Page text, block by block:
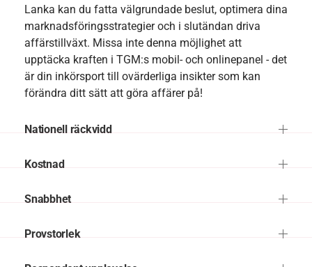
Lanka kan du fatta välgrundade beslut, optimera dina
marknadsföringsstrategier och i slutändan driva
affärstillväxt. Missa inte denna möjlighet att
upptäcka kraften i TGM:s mobil- och onlinepanel - det
är din inkörsport till ovärderliga insikter som kan
förändra ditt sätt att göra affärer på!
Nationell räckvidd
Kostnad
Snabbhet
Provstorlek